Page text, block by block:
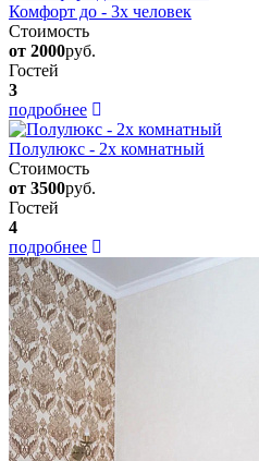
Комфорт до - 3х человек
Стоимость
от 2000руб.
Гостей
3
подробнее
Полулюкс - 2х комнатный
Стоимость
от 3500руб.
Гостей
4
подробнее